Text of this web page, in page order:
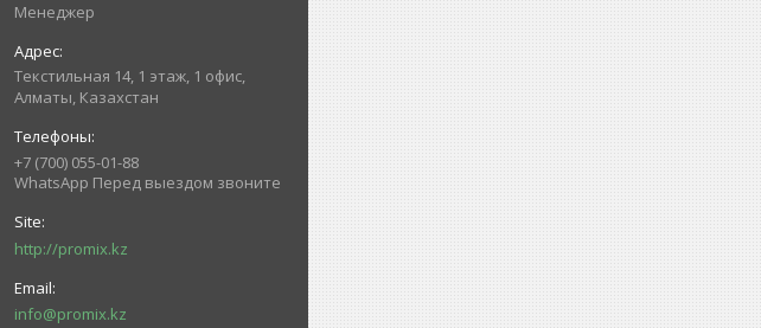
Менеджер
Текстильная 14, 1 этаж, 1 офис,
Алматы, Казахстан
+7 (700) 055-01-88
WhatsApp Перед выездом звоните
http://promix.kz
info@promix.kz